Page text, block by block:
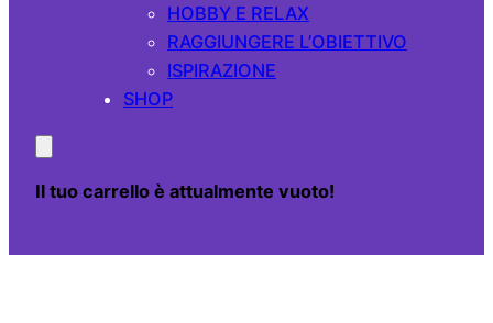
HOBBY E RELAX
RAGGIUNGERE L’OBIETTIVO
ISPIRAZIONE
SHOP
Il tuo carrello è attualmente vuoto!